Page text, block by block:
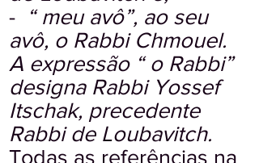
-
“ meu avô”, ao seu
avô, o Rabbi Chmouel.
A expressão “ o Rabbi”
designa Rabbi Yossef
Itschak, precedente
Rabbi de Loubavitch.
Todas as referências na